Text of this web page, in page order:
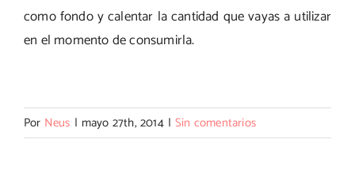
como fondo y calentar la cantidad que vayas a utilizar
en el momento de consumirla.
Por Neus | mayo 27th, 2014 | Sin comentarios